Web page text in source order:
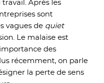
travail. Après les
sont
vagues de quiet
Le malaise est
des
récemment, on parle
la perte de sens